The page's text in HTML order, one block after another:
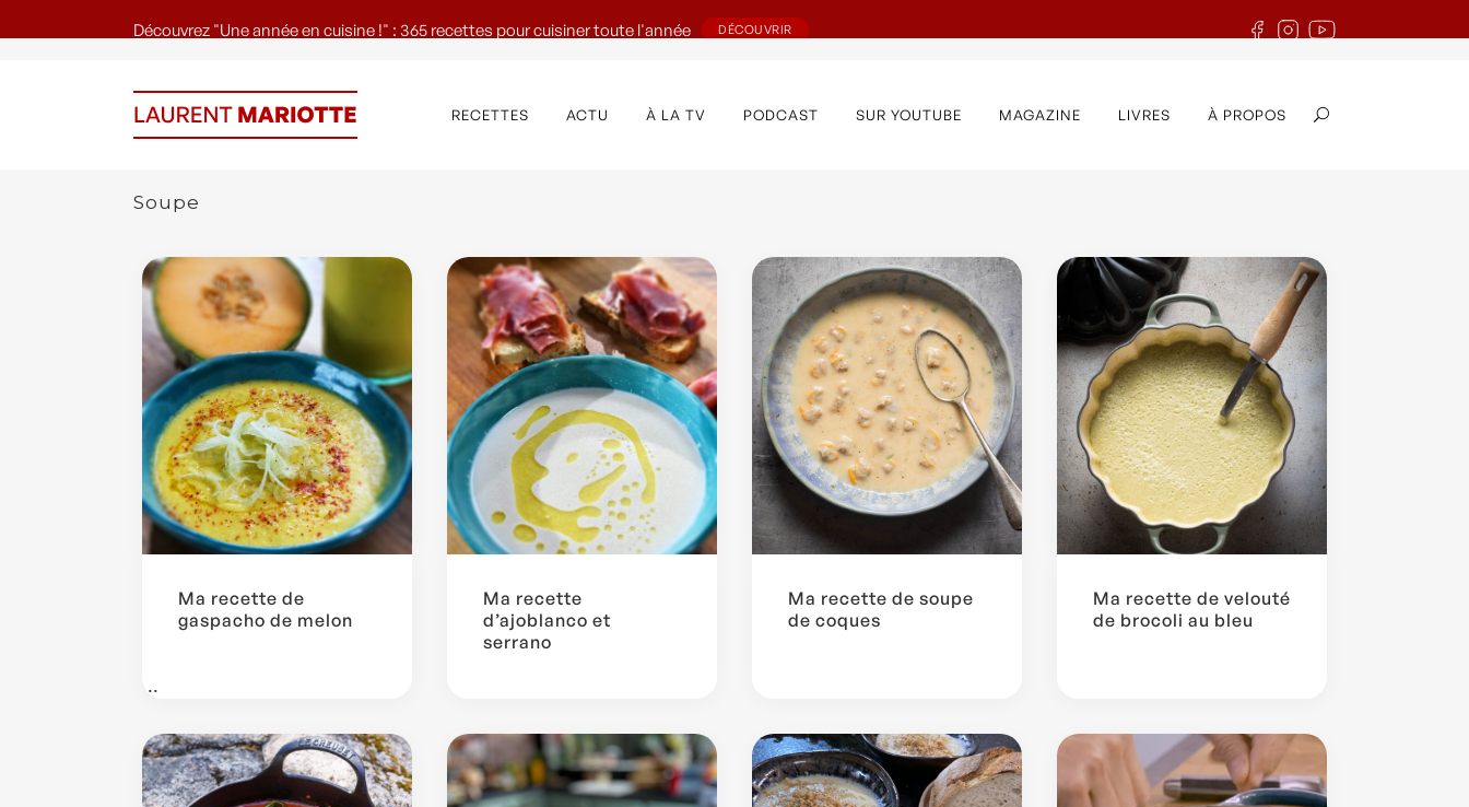
Découvrez "Une année en cuisine !" : 365 recettes pour cuisiner toute l'année DÉCOUVRIR
RECETTES ACTU À LA TV PODCAST SUR YOUTUBE MAGAZINE LIVRES À PROPOS
Soupe
Ma recette de
gaspacho de melon
...
Ma recette
d’ajoblanco et
serrano
Ma recette de soupe
de coques
Ma recette de velouté
de brocoli au bleu